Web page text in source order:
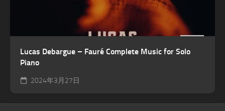
Lucas Debargue – Fauré Complete Music for Solo
Piano
2024年3月27日